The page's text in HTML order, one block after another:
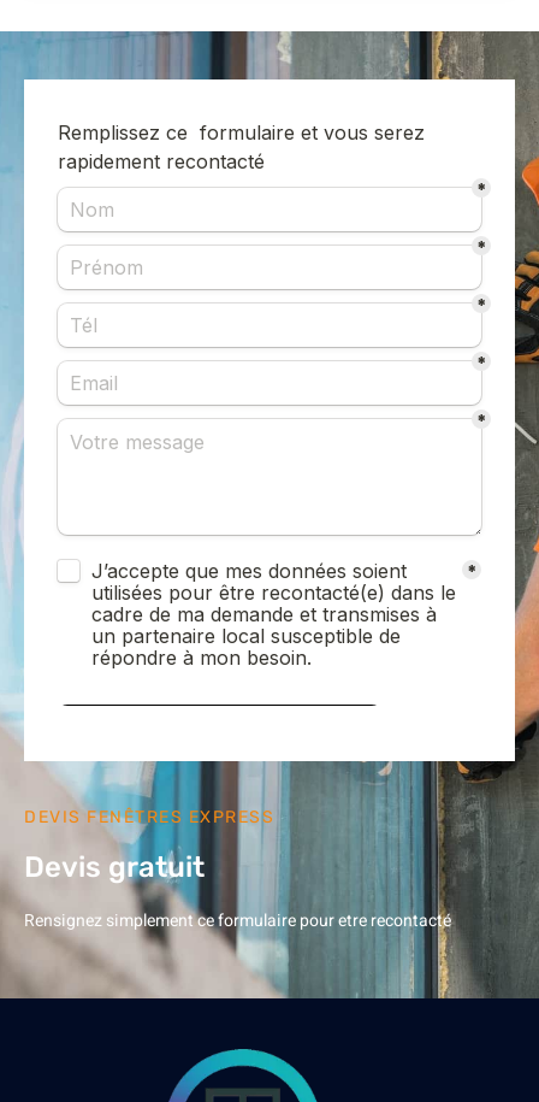
DEVIS FENÊTRES EXPRESS
Devis gratuit
Rensignez simplement ce formulaire pour etre recontacté